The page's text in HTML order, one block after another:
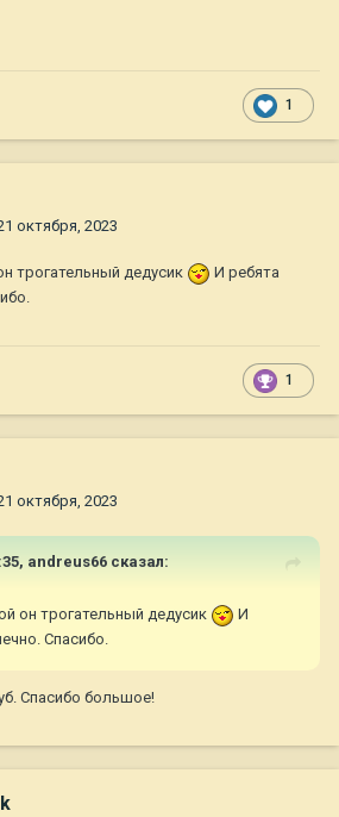
1
октября, 2023
трогательный дедусик
И ребята
1
октября, 2023
andreus66 сказал:
он трогательный дедусик
И
Спасибо.
Спасибо большое!